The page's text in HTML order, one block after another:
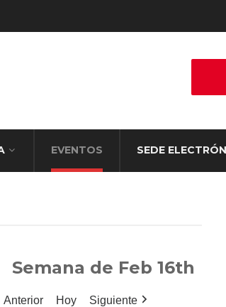
EVENTOS SEDE
Semana de Feb 16th
Anterior Hoy Siguiente